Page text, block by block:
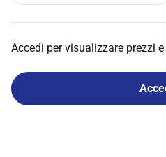
Accedi per visualizzare prezzi